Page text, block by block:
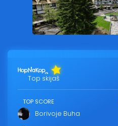
Top skijaš
TOP SCORE
Borivoje Buha